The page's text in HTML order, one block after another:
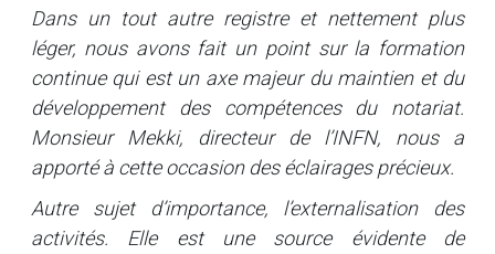
Dans un tout autre registre et nettement plus
léger, nous avons fait un point sur la formation
continue qui est un axe majeur du maintien et du
développement des compétences du notariat.
Monsieur Mekki, directeur de l’INFN, nous a
apporté à cette occasion des éclairages précieux.
Autre sujet d’importance, l’externalisation des
activités. Elle est une source évidente de